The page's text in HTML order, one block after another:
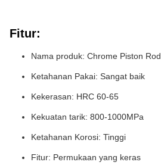
Fitur:
Nama produk: Chrome Piston Rod
Ketahanan Pakai: Sangat baik
Kekerasan: HRC 60-65
Kekuatan tarik: 800-1000MPa
Ketahanan Korosi: Tinggi
Fitur: Permukaan yang keras